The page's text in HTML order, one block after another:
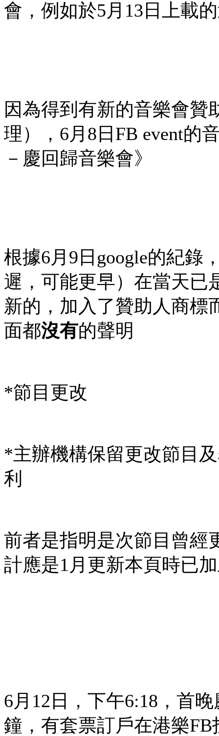
會，例如於5月13日上載
因為得到有新的音樂會贊
理），6月8日FB event的
－慶回歸音樂會》
根據6月9日google的紀錄
遲，可能更早）在當天已
新的，加入了贊助人商標
面都沒有的聲明
*節目更改
*主辦機構保留更改節目
利
前者是指明是次節目曾經
計應是1月更新本頁時已
6月12日，下午6:18，首
鐘，有套票訂戶在港樂